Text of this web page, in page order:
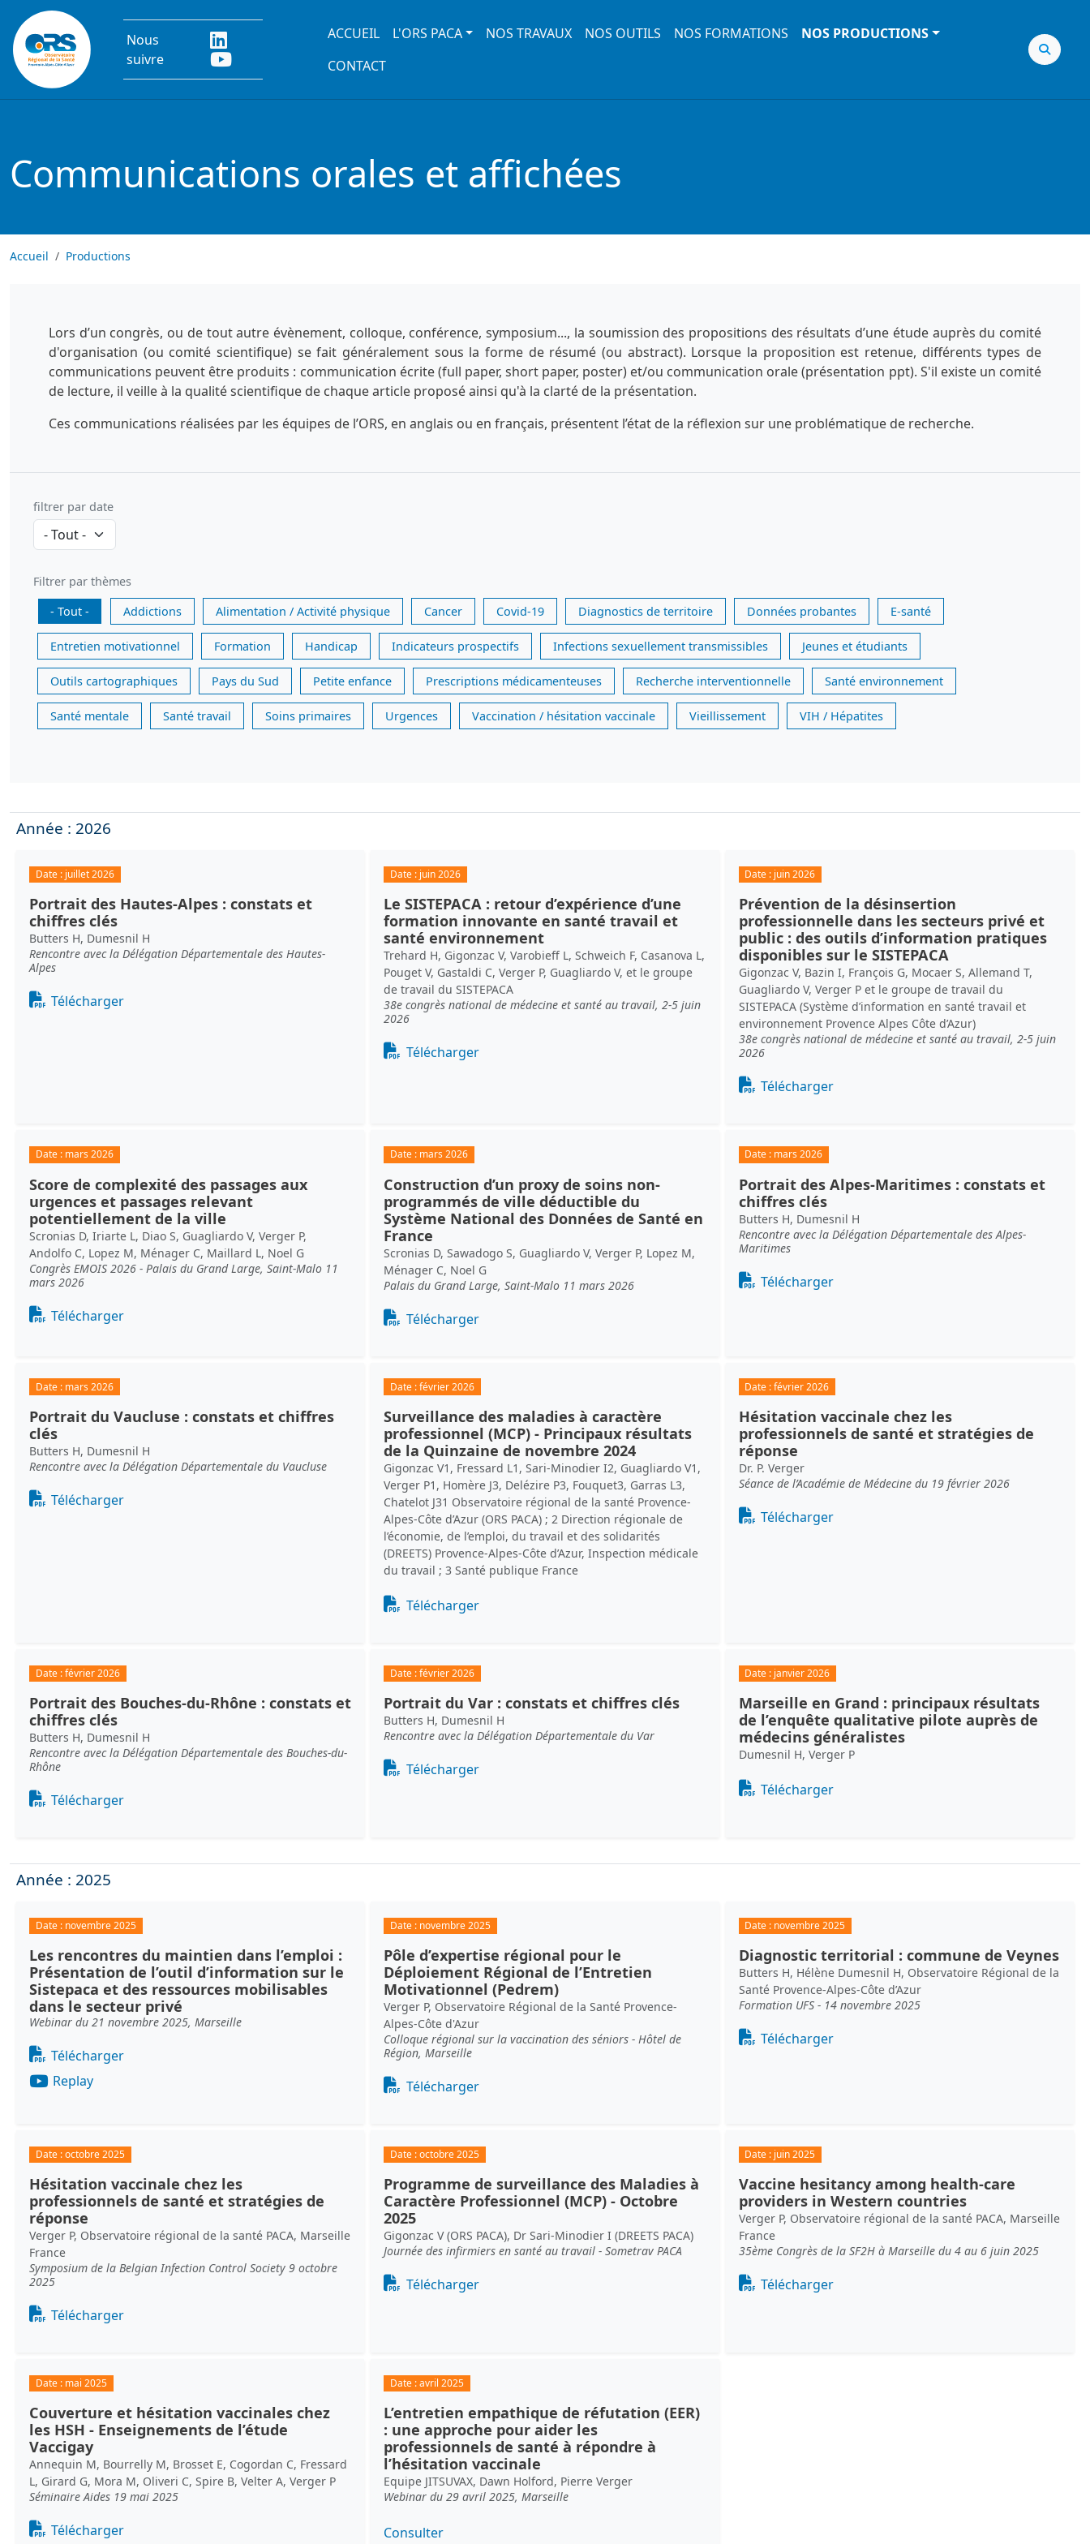
Aller au contenu principal
Nous
suivre
Main navigation
ACCUEIL L'ORS PACA NOS TRAVAUX NOS OUTILS NOS FORMATIONS
NOS PRODUCTIONS
CONTACT
Communications orales et affichées
Accueil Productions
Lors d’un congrès, ou de tout autre évènement, colloque, conférence, symposium..., la soumission des propositions des résultats d’une étude auprès du comité
d'organisation (ou comité scientifique) se fait généralement sous la forme de résumé (ou abstract). Lorsque la proposition est retenue, différents types de
communications peuvent être produits : communication écrite (full paper, short paper, poster) et/ou communication orale (présentation ppt). S'il existe un comité
de lecture, il veille à la qualité scientifique de chaque article proposé ainsi qu'à la clarté de la présentation.
Ces communications réalisées par les équipes de l’ORS, en anglais ou en français, présentent l’état de la réflexion sur une problématique de recherche.
filtrer par date
Filtrer par thèmes
- Tout -
Addictions Alimentation / Activité physique Cancer Covid-19 Diagnostics de territoire Données probantes E-santé
Entretien motivationnel Formation Handicap Indicateurs prospectifs Infections sexuellement transmissibles Jeunes et étudiants
Outils cartographiques Pays du Sud Petite enfance Prescriptions médicamenteuses Recherche interventionnelle Santé environnement
Santé mentale Santé travail Soins primaires Urgences Vaccination / hésitation vaccinale Vieillissement VIH / Hépatites
Année : 2026
Date : juillet 2026
Portrait des Hautes-Alpes : constats et
chiffres clés
Butters H, Dumesnil H
Rencontre avec la Délégation Départementale des Hautes-
Alpes
Document
Télécharger
Date : juin 2026
Le SISTEPACA : retour d’expérience d’une
formation innovante en santé travail et
santé environnement
Trehard H, Gigonzac V, Varobieff L, Schweich F, Casanova L,
Pouget V, Gastaldi C, Verger P, Guagliardo V, et le groupe
de travail du SISTEPACA
38e congrès national de médecine et santé au travail, 2-5 juin
2026
Document
Télécharger
Date : juin 2026
Prévention de la désinsertion
professionnelle dans les secteurs privé et
public : des outils d’information pratiques
disponibles sur le SISTEPACA
Gigonzac V, Bazin I, François G, Mocaer S, Allemand T,
Guagliardo V, Verger P et le groupe de travail du
SISTEPACA (Système d’information en santé travail et
environnement Provence Alpes Côte d’Azur)
38e congrès national de médecine et santé au travail, 2-5 juin
2026
Document
Télécharger
Date : mars 2026
Score de complexité des passages aux
urgences et passages relevant
potentiellement de la ville
Scronias D, Iriarte L, Diao S, Guagliardo V, Verger P,
Andolfo C, Lopez M, Ménager C, Maillard L, Noel G
Congrès EMOIS 2026 - Palais du Grand Large, Saint-Malo 11
mars 2026
Document
Télécharger
Date : mars 2026
Construction d’un proxy de soins non-
programmés de ville déductible du
Système National des Données de Santé en
France
Scronias D, Sawadogo S, Guagliardo V, Verger P, Lopez M,
Ménager C, Noel G
Palais du Grand Large, Saint-Malo 11 mars 2026
Document
Télécharger
Date : mars 2026
Portrait des Alpes-Maritimes : constats et
chiffres clés
Butters H, Dumesnil H
Rencontre avec la Délégation Départementale des Alpes-
Maritimes
Document
Télécharger
Date : mars 2026
Portrait du Vaucluse : constats et chiffres
clés
Butters H, Dumesnil H
Rencontre avec la Délégation Départementale du Vaucluse
Document
Télécharger
Date :février 2026
Surveillance des maladies à caractère
professionnel (MCP) - Principaux résultats
de la Quinzaine de novembre 2024
Gigonzac V1, Fressard L1, Sari-Minodier I2, Guagliardo V1,
Verger P1, Homère J3, Delézire P3, Fouquet3, Garras L3,
Chatelot J31 Observatoire régional de la santé Provence-
Alpes-Côte d’Azur (ORS PACA) ; 2 Direction régionale de
l’économie, de l’emploi, du travail et des solidarités
(DREETS) Provence-Alpes-Côte d’Azur, Inspection médicale
du travail ; 3 Santé publique France
Document
Télécharger
Date :février 2026
Hésitation vaccinale chez les
professionnels de santé et stratégies de
réponse
Dr. P. Verger
Séance de l’Académie de Médecine du 19 février 2026
Document
Télécharger
Date :février 2026
Portrait des Bouches-du-Rhône : constats et
chiffres clés
Butters H, Dumesnil H
Rencontre avec la Délégation Départementale des Bouches-du-
Rhône
Document
Télécharger
Date :février 2026
Portrait du Var : constats et chiffres clés
Butters H, Dumesnil H
Rencontre avec la Délégation Départementale du Var
Document
Télécharger
Date : janvier 2026
Marseille en Grand : principaux résultats
de l’enquête qualitative pilote auprès de
médecins généralistes
Dumesnil H, Verger P
Document
Télécharger
Année : 2025
Date : novembre 2025
Les rencontres du maintien dans l’emploi :
Présentation de l’outil d’information sur le
Sistepaca et des ressources mobilisables
dans le secteur privé
Webinar du 21 novembre 2025, Marseille
Document
Télécharger
Replay
Date : novembre 2025
Pôle d’expertise régional pour le
Déploiement Régional de l’Entretien
Motivationnel (Pedrem)
Verger P, Observatoire Régional de la Santé Provence-
Alpes-Côte d'Azur
Colloque régional sur la vaccination des séniors - Hôtel de
Région, Marseille
Document
Télécharger
Date : novembre 2025
Diagnostic territorial : commune de Veynes
Butters H, Hélène Dumesnil H, Observatoire Régional de la
Santé Provence-Alpes-Côte d’Azur
Formation UFS - 14 novembre 2025
Document
Télécharger
Date :octobre 2025
Hésitation vaccinale chez les
professionnels de santé et stratégies de
réponse
Verger P, Observatoire régional de la santé PACA, Marseille
France
Symposium de la Belgian Infection Control Society 9 octobre
2025
Document
Télécharger
Date :octobre 2025
Programme de surveillance des Maladies à
Caractère Professionnel (MCP) - Octobre
2025
Gigonzac V (ORS PACA), Dr Sari-Minodier I (DREETS PACA)
Journée des infirmiers en santé au travail - Sometrav PACA
Document
Télécharger
Date : juin 2025
Vaccine hesitancy among health-care
providers in Western countries
Verger P, Observatoire régional de la santé PACA, Marseille
France
35ème Congrès de la SF2H à Marseille du 4 au 6 juin 2025
Document
Télécharger
Date : mai 2025
Couverture et hésitation vaccinales chez
les HSH - Enseignements de l’étude
Vaccigay
Annequin M, Bourrelly M, Brosset E, Cogordan C, Fressard
L, Girard G, Mora M, Oliveri C, Spire B, Velter A, Verger P
Séminaire Aides 19 mai 2025
Document
Télécharger
Date :avril 2025
L’entretien empathique de réfutation (EER)
: une approche pour aider les
professionnels de santé à répondre à
l’hésitation vaccinale
Equipe JITSUVAX, Dawn Holford, Pierre Verger
Webinar du 29 avril 2025, Marseille
Consulter